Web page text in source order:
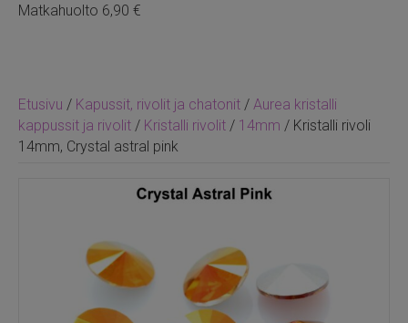
Etusivu / Kapussit, rivolit ja chatonit / Aurea kristalli
kappussit ja rivolit / Kristalli rivolit / 14mm / Kristalli rivoli
14mm, Crystal astral pink
Matkahuolto 6,90 €